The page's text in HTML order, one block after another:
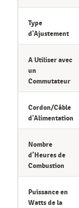
Type
d'Ajustement
A Utiliser avec
un
Commutateur
Cordon/Câble
d'Alimentation
Nombre
d’Heures de
Combustion
Puissance en
Watts de la